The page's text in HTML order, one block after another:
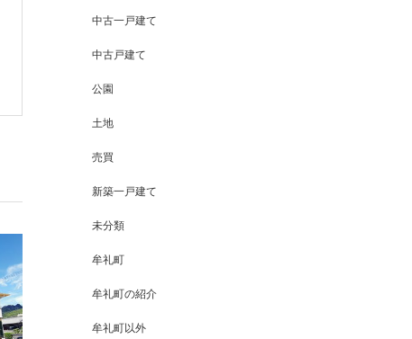
中古一戸建て
中古戸建て
公園
土地
売買
新築一戸建て
未分類
牟礼町
牟礼町の紹介
牟礼町以外